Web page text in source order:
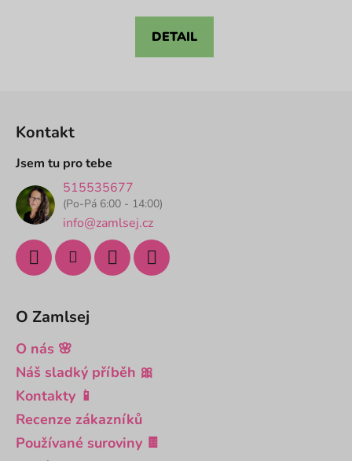
z
DETAIL
Kontakt
Jsem tu pro tebe
515535677
(Po-Pá 6:00 - 14:00)
info@zamlsej.cz
O Zamlsej
O nás 🌸
Náš sladký příběh 🎀
Kontakty 📱
Recenze zákazníků
Používané suroviny 🍫